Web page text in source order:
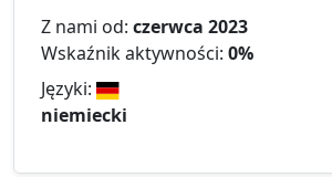
Z nami od: czerwca 2023
Wskaźnik aktywności: 0%
Języki:
niemiecki